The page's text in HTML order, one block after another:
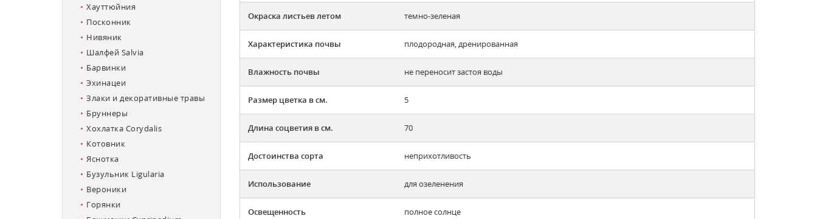
Хауттюйния
Посконник
Нивяник
Шалфей Salvia
Барвинки
Эхинацеи
Злаки и декоративные травы
Бруннеры
Хохлатка Corydalis
Котовник
Яснотка
Бузульник Ligularia
Вероники
Горянки
Окраска листьев летом темно-зеленая
Характеристика почвы плодородная, дренированная
Влажность почвы не переносит застоя воды
Размер цветка в см. 5
Длина соцветия в см. 70
Достоинства сорта неприхотливость
Использование для озеленения
Освещенность полное солнце